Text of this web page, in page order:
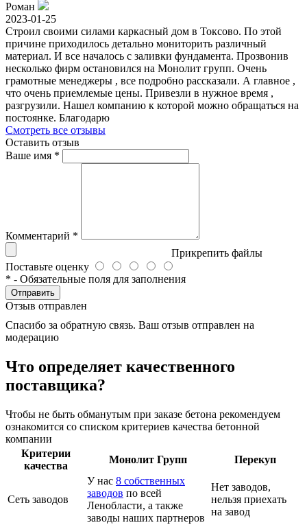
Роман
2023-01-25
Строил своими силами каркасный дом в Токсово. По этой
причине приходилось детально мониторить различный
материал. И все началось с заливки фундамента. Прозвонив
несколько фирм остановился на Монолит групп. Очень
грамотные менеджеры , все подробно рассказали. А главное ,
что очень приемлемые цены. Привезли в нужное время ,
разгрузили. Нашел компанию к которой можно обращаться на
постоянке. Благодарю
Смотреть все отзывы
Оставить отзыв
Ваше имя *
Комментарий *
Прикрепить файлы
Поставьте оценку
* - Обязательные поля для заполнения
Отправить
Отзыв отправлен
Спасибо за обратную связь. Ваш отзыв отправлен на
модерацию
Что определяет качественного
поставщика?
Чтобы не быть обманутым при заказе бетона рекомендуем
ознакомится со списком критериев качества бетонной
компании
Критерии
качества
Монолит Групп Перекуп
Сеть заводов
У нас 8 собственных
заводов по всей
Ленобласти, а также
заводы наших партнеров
Нет заводов,
нельзя приехать
на завод